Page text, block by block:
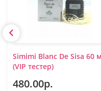
Simimi Blanc De Sisa 60
(VIP тестер)
480.00р.